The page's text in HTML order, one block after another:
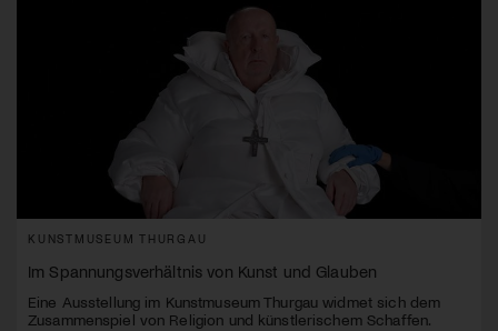
KUNSTMUSEUM THURGAU
Im Spannungsverhältnis von Kunst und Glauben
Eine Ausstellung im Kunstmuseum Thurgau widmet sich dem
Zusammenspiel von Religion und künstlerischem Schaffen.